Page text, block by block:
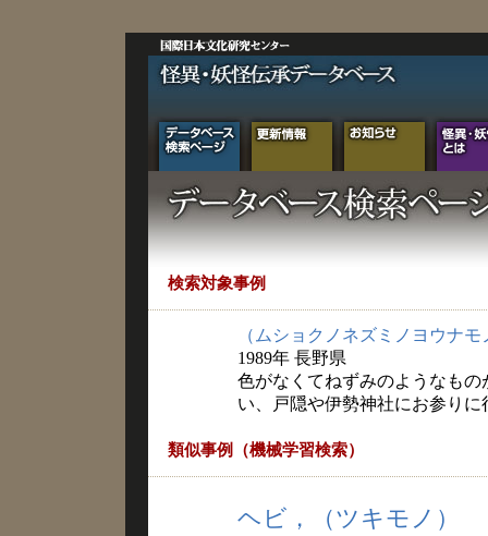
検索対象事例
（ムショクノネズミノヨウナ
1989年 長野県
色がなくてねずみのようなも
い、戸隠や伊勢神社にお参り
類似事例（機械学習検索）
ヘビ，（ツキモノ）